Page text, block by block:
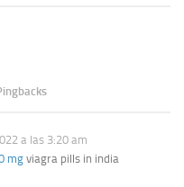
a las 3:20 am
mg viagra pills in india